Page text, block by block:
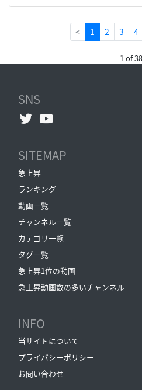
< 1 (current)
2 3 4
1 of 38
SNS
SITEMAP
急上昇
ランキング
動画一覧
チャンネル一覧
カテゴリ一覧
タグ一覧
急上昇1位の動画
急上昇動画数の多いチャンネル
INFO
当サイトについて
プライバシーポリシー
お問い合わせ